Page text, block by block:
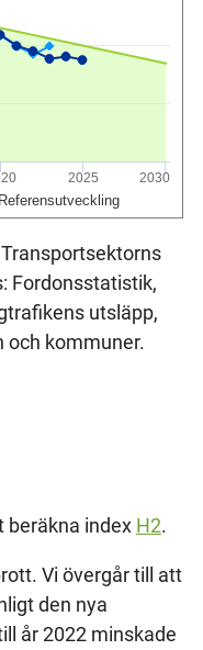
Referensutveckling
2025 2030
Fordonsstatistik,
utsläpp,
och kommuner.
beräkna index H2.
Vi övergår till att
den nya
år 2022 minskade